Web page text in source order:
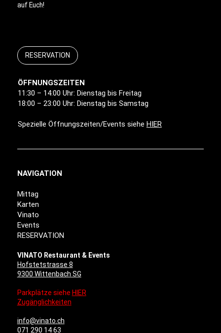
auf Euch!
RESERVATION
ÖFFNUNGSZEITEN
11:30 – 14:00 Uhr: Dienstag bis Freitag
18:00 – 23:00 Uhr: Dienstag bis Samstag
Spezielle Öffnungszeiten/Events siehe HIER
VINATO Restaurant & Events
Hofstetstrasse 8
9300 Wittenbach SG
Parkplätze siehe HIER
Zugänglichkeiten
info@vinato.ch
071 290 14 63
NAVIGATION
Mittag
Karten
Vinato
Events
RESERVATION